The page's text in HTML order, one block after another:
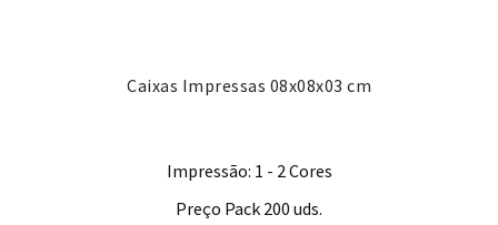
Caixas Impressas 08x08x03 cm
Impressão: 1 - 2 Cores
Preço Pack 200 uds.